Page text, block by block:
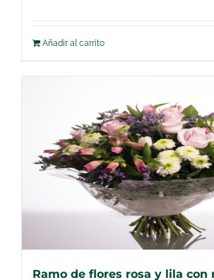
Añadir al carrito
Ramo de flores rosa y lila con